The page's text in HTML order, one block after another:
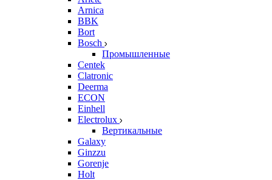
Arnica
BBK
Bort
Bosch
Промышленные
Centek
Clatronic
Deerma
ECON
Einhell
Electrolux
Вертикальные
Galaxy
Ginzzu
Gorenje
Holt